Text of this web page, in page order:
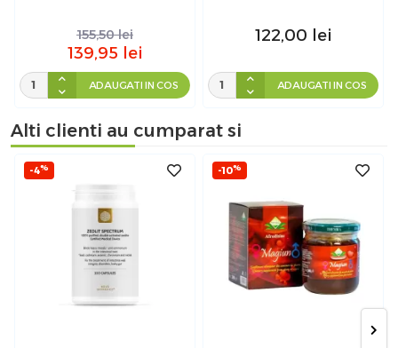
155,50 lei
139,95 lei
ADAUGATI IN COS
122,00 lei
ADAUGATI IN COS
Alti clienti au cumparat si
-4% -10%